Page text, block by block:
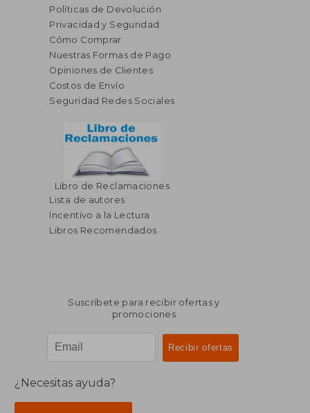
Políticas de Devolución
Privacidad y Seguridad
Cómo Comprar
Nuestras Formas de Pago
Opiniones de Clientes
Costos de Envío
Seguridad Redes Sociales
Libro de Reclamaciones
Lista de autores
Incentivo a la Lectura
Libros Recomendados
Suscríbete para recibir ofertas y
promociones
¿Necesitas ayuda?